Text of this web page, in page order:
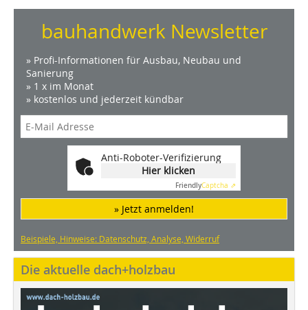
bauhandwerk Newsletter
» Profi-Informationen für Ausbau, Neubau und
Sanierung
» 1 x im Monat
» kostenlos und jederzeit kündbar
Anti-Roboter-Verifizierung
Hier klicken
FriendlyCaptcha ⇗
» Jetzt anmelden!
Beispiele, Hinweise: Datenschutz, Analyse, Widerruf
Die aktuelle dach+holzbau